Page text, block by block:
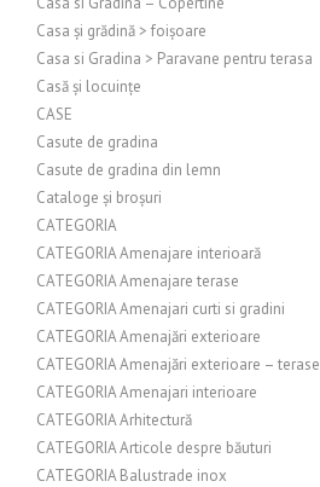
Casa și grădină > foișoare
Casa si Gradina > Paravane pentru terasa
Casă și locuințe
CASE
Casute de gradina
Casute de gradina din lemn
Cataloge și broșuri
CATEGORIA
CATEGORIA Amenajare interioară
CATEGORIA Amenajare terase
CATEGORIA Amenajari curti si gradini
CATEGORIA Amenajări exterioare
CATEGORIA Amenajări exterioare – terase
CATEGORIA Amenajari interioare
CATEGORIA Arhitectură
CATEGORIA Articole despre băuturi
CATEGORIA Balustrade inox